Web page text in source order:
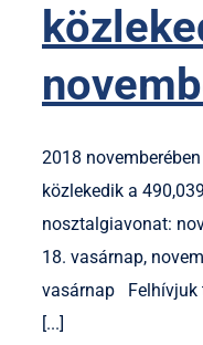
2018
közlekedik a
nosztalgiavonat:
18. vasárnap,
vasárnap Felhívjuk
[...]